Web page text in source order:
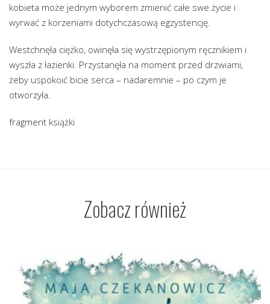
kobieta może jednym wyborem zmienić całe swe życie i
wyrwać z korzeniami dotychczasową egzystencję.
Westchnęła ciężko, owinęła się wystrzępionym ręcznikiem i
wyszła z łazienki. Przystanęła na moment przed drzwiami,
żeby uspokoić bicie serca – nadaremnie – po czym je
otworzyła.
fragment książki
Zobacz również